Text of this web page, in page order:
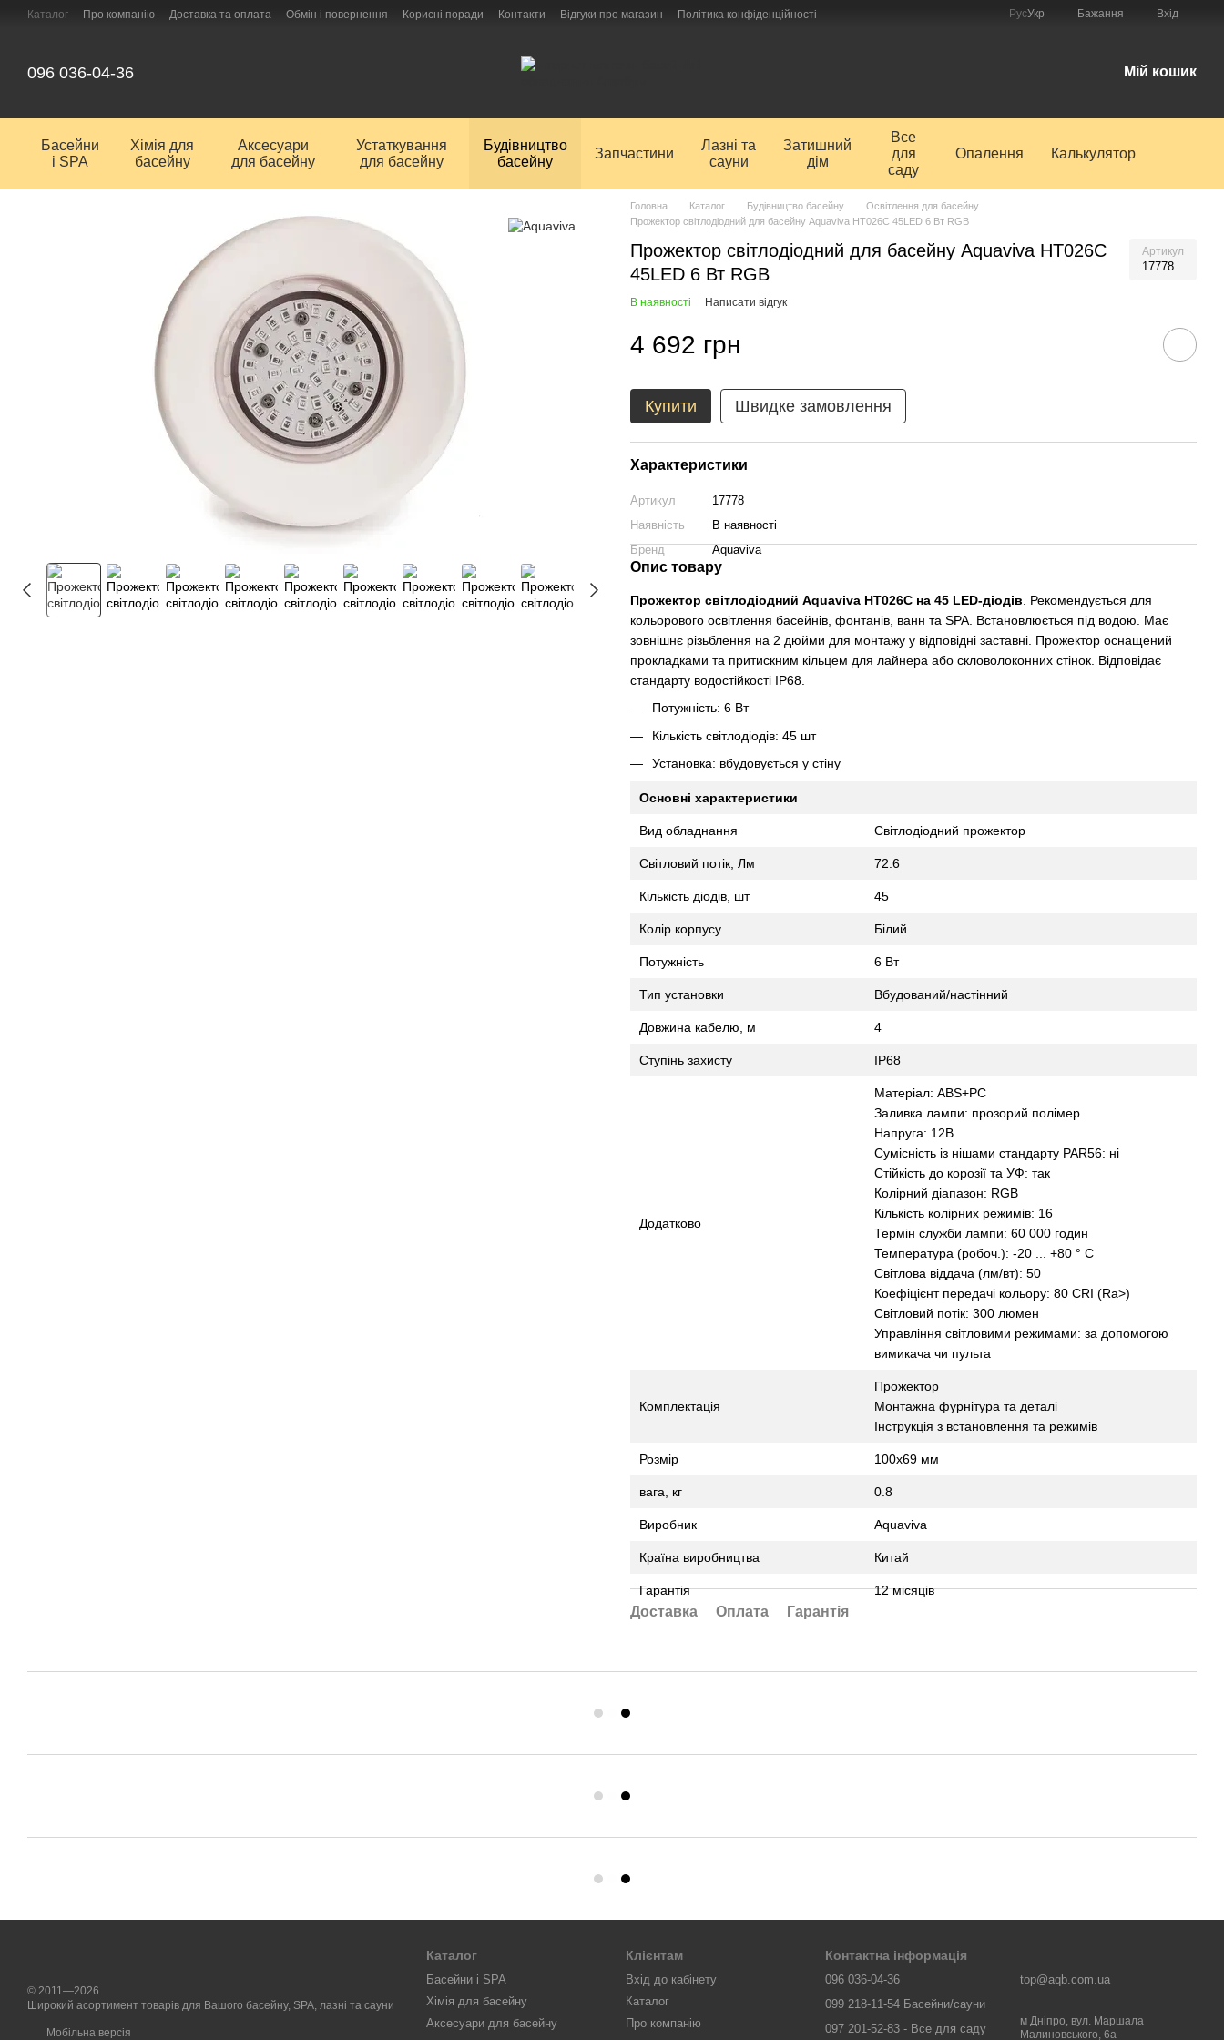
Перейти до основного контенту
Каталог Про компанію Доставка та оплата Обмін і повернення Корисні поради Контакти Відгуки про магазин Політика конфіденційності РусУкр Бажання Вхід
096 036-04-36 Мій кошик
Басейни
і SPA
Хімія для
басейну
Аксесуари
для басейну
Устаткування
для басейну
Будівництво
басейну
Запчастини
Лазні та
сауни
Затишний
дім
Все
для
саду
Опалення Калькулятор
Головна Каталог Будівництво басейну
Освітлення для басейну
Прожектор світлодіодний для басейну Aquaviva HT026C 45LED 6 Вт RGB
Прожектор світлодіодний для басейну Aquaviva HT026C
45LED 6 Вт RGB
Артикул
17778
В наявності Написати відгук
4 692 грн
Купити Швидке замовлення
Характеристики
Артикул
17778
Наявність
В наявності
Бренд
Aquaviva
Опис товару
Прожектор світлодіодний Aquaviva HT026C на 45 LED-діодів . Рекомендується для
кольорового освітлення басейнів, фонтанів, ванн та SPA. Встановлюється під водою. Має
зовнішнє різьблення на 2 дюйми для монтажу у відповідні заставні. Прожектор оснащений
прокладками та притискним кільцем для лайнера або скловолоконних стінок. Відповідає
стандарту водостійкості IP68.
Потужність: 6 Вт
Кількість світлодіодів: 45 шт
Установка: вбудовується у стіну
Основні характеристики
Вид обладнання Світлодіодний прожектор
Світловий потік, Лм 72.6
Кількість діодів, шт 45
Колір корпусу Білий
Потужність 6 Вт
Тип установки Вбудований/настінний
Довжина кабелю, м 4
Ступінь захисту IP68
Додатково
Матеріал: ABS+PC
Заливка лампи: прозорий полімер
Напруга: 12В
Сумісність із нішами стандарту PAR56: ні
Стійкість до корозії та УФ: так
Колірний діапазон: RGB
Кількість колірних режимів: 16
Термін служби лампи: 60 000 годин
Температура (робоч.): -20 ... +80 ° С
Світлова віддача (лм/вт): 50
Коефіцієнт передачі кольору: 80 CRI (Ra>)
Світловий потік: 300 люмен
Управління світловими режимами: за допомогою
вимикача чи пульта
Комплектація
Прожектор
Монтажна фурнітура та деталі
Інструкція з встановлення та режимів
Розмір 100х69 мм
вага, кг 0.8
Виробник Aquaviva
Країна виробництва Китай
Гарантія 12 місяців
Доставка Оплата Гарантія
© 2011—2026
Широкий асортимент товарів для Вашого басейну, SPA, лазні та сауни
Мобільна версія
Каталог
Басейни і SPA
Хімія для басейну
Аксесуари для басейну
Клієнтам
Вхід до кабінету
Каталог
Про компанію
Контактна інформація
096 036-04-36
099 218-11-54 Басейни/сауни
097 201-52-83 - Все для саду
top@aqb.com.ua
м Дніпро, вул. Маршала
Малиновського, 6а